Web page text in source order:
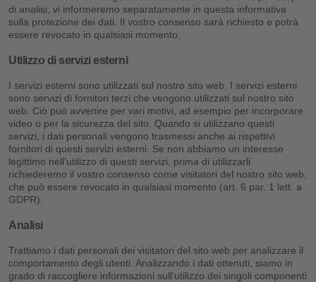
di analisi, vi informeremo separatamente in questa informativa
sulla protezione dei dati. Il vostro consenso sarà richiesto e potrà
essere revocato in qualsiasi momento.
Utilizzo di servizi esterni
I servizi esterni sono utilizzati sul nostro sito web. I servizi esterni
sono servizi di fornitori terzi che vengono utilizzati sul nostro sito
web. Ciò può avvenire per vari motivi, ad esempio per incorporare
video o per la sicurezza del sito. Quando si utilizzano questi
servizi, i dati personali vengono trasmessi anche ai rispettivi
fornitori di questi servizi esterni. Se non abbiamo un interesse
legittimo nell’utilizzo di questi servizi, prima di utilizzarli
richiederemo il vostro consenso come visitatori del nostro sito web,
che può essere revocato in qualsiasi momento (art. 6 par. 1 lett. a
GDPR).
Analisi
Trattiamo i dati personali dei visitatori del sito web per analizzare il
comportamento degli utenti. Analizzando i dati ottenuti, siamo in
grado di raccogliere informazioni sull’utilizzo dei singoli componenti